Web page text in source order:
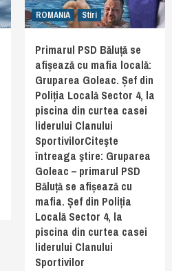
ROMANIA Stiri
Primarul PSD Băluță se
afișează cu mafia locală:
Gruparea Goleac. Șef din
Poliția Locală Sector 4, la
piscina din curtea casei
liderului Clanului
SportivilorCiteşte
întreaga ştire: Gruparea
Goleac – primarul PSD
Băluță se afișează cu
mafia. Șef din Poliția
Locală Sector 4, la
piscina din curtea casei
liderului Clanului
Sportivilor